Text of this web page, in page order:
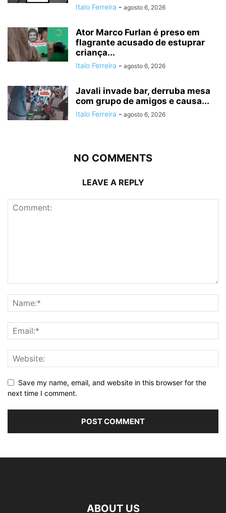
Italo Ferreira - agosto 6, 2026
Ator Marco Furlan é preso em
flagrante acusado de estuprar
criança...
Italo Ferreira - agosto 6, 2026
Javali invade bar, derruba mesa
com grupo de amigos e causa...
Italo Ferreira - agosto 6, 2026
NO COMMENTS
LEAVE A REPLY
Save my name, email, and website in this browser for the
next time I comment.
ABOUT US